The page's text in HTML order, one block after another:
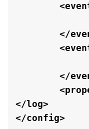
</
</
</log>
</config>